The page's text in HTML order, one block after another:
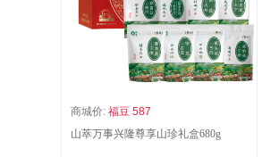
商城价: 福豆 587
山萃万事兴隆尊享山珍礼盒680g